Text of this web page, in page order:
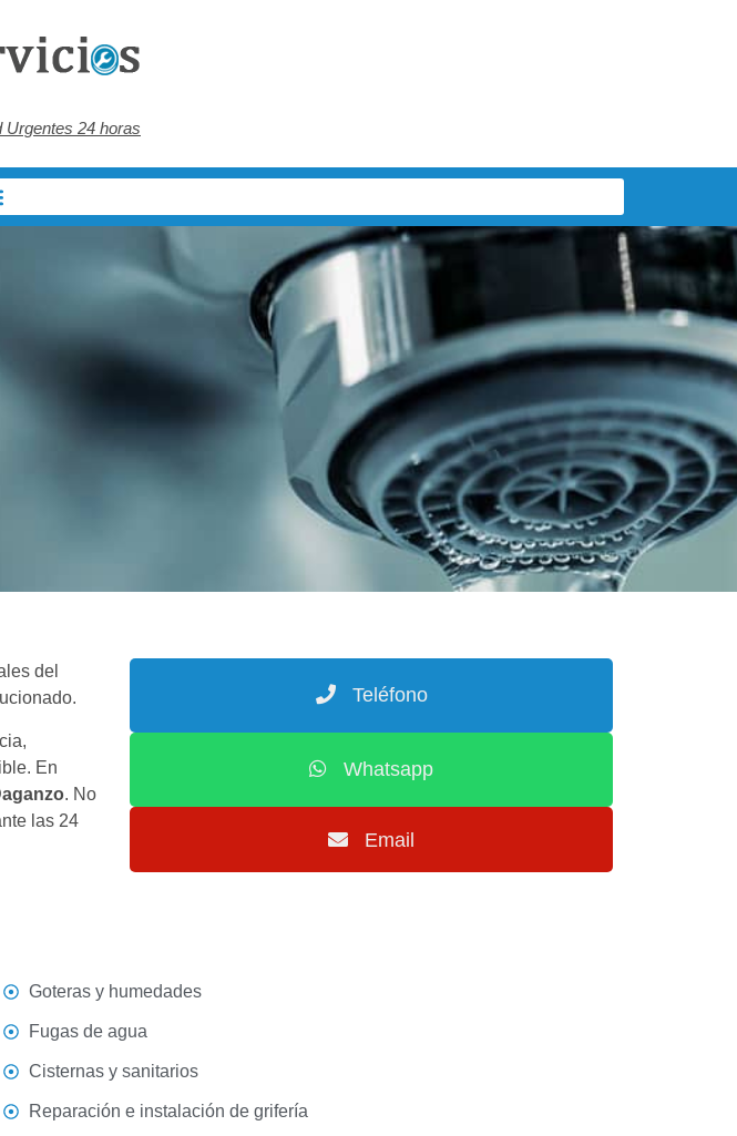
Urgentes 24 horas
del
En
. No
las 24
Teléfono
Whatsapp
Email
Goteras y humedades
Fugas de agua
Cisternas y sanitarios
Reparación e instalación de grifería